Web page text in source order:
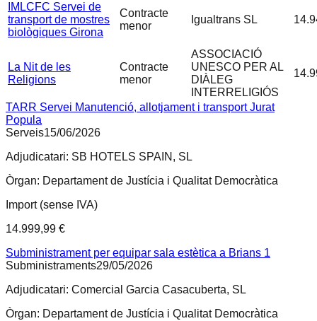
IMLCFC Servei de
transport de mostres
biològiques Girona
Contracte
menor
Igualtrans SL
La Nit de les
Religions
Contracte
menor
ASSOCIACIÓ
UNESCO PER AL
DIÀLEG
INTERRELIGIÓS
TARR Servei Manutenció, allotjament i transport Jurat
Popula
Serveis15/06/2026
Adjudicatari: SB HOTELS SPAIN, SL
Òrgan: Departament de Justícia i Qualitat Democràtica
Import (sense IVA)
14.999,99 €
Subministrament per equipar sala estètica a Brians 1
Subministraments29/05/2026
Adjudicatari: Comercial Garcia Casacuberta, SL
Òrgan: Departament de Justícia i Qualitat Democràtica